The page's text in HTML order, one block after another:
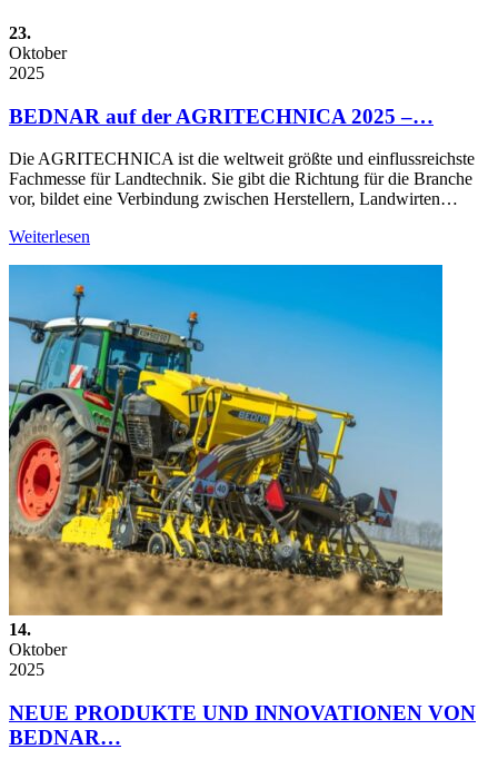
23.
Oktober
2025
BEDNAR auf der AGRITECHNICA 2025 –…
Die AGRITECHNICA ist die weltweit größte und einflussreichste
Fachmesse für Landtechnik. Sie gibt die Richtung für die Branche
vor, bildet eine Verbindung zwischen Herstellern, Landwirten…
Weiterlesen
14.
Oktober
2025
NEUE PRODUKTE UND INNOVATIONEN VON
BEDNAR…